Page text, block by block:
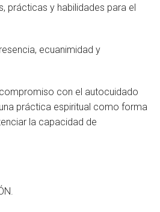
prácticas y habilidades para el
ecuanimidad y
con el autocuidado
práctica espiritual como forma
la capacidad de